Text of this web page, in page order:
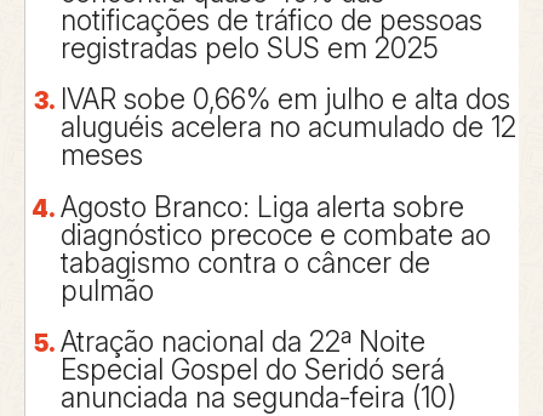
notificações de tráfico de pessoas
registradas pelo SUS em 2025
IVAR sobe 0,66% em julho e alta dos
aluguéis acelera no acumulado de 12
meses
Agosto Branco: Liga alerta sobre
diagnóstico precoce e combate ao
tabagismo contra o câncer de
pulmão
Atração nacional da 22ª Noite
Especial Gospel do Seridó será
anunciada na segunda-feira (10)